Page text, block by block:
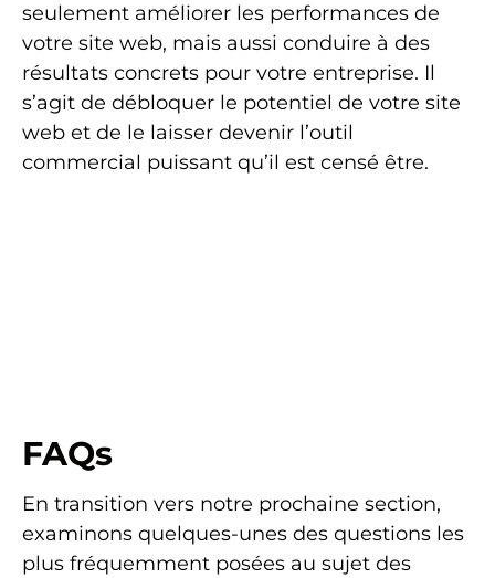
seulement améliorer les performances de
votre site web, mais aussi conduire à des
résultats concrets pour votre entreprise. Il
s’agit de débloquer le potentiel de votre site
web et de le laisser devenir l’outil
commercial puissant qu’il est censé être.
FAQs
En transition vers notre prochaine section,
examinons quelques-unes des questions les
plus fréquemment posées au sujet des